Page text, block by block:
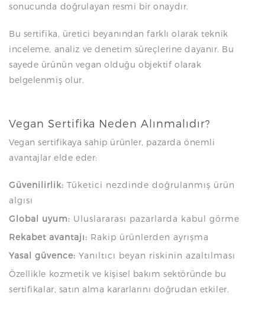
sonucunda doğrulayan resmi bir onaydır.
Bu sertifika, üretici beyanından farklı olarak teknik
inceleme, analiz ve denetim süreçlerine dayanır. Bu
sayede ürünün vegan olduğu objektif olarak
belgelenmiş olur.
Vegan Sertifika Neden Alınmalıdır?
Vegan sertifikaya sahip ürünler, pazarda önemli
avantajlar elde eder:
Güvenilirlik: Tüketici nezdinde doğrulanmış ürün
algısı
Global uyum: Uluslararası pazarlarda kabul görme
Rekabet avantajı: Rakip ürünlerden ayrışma
Yasal güvence: Yanıltıcı beyan riskinin azaltılması
Özellikle kozmetik ve kişisel bakım sektöründe bu
sertifikalar, satın alma kararlarını doğrudan etkiler.